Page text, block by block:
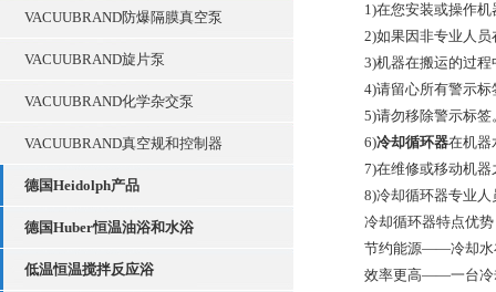
VACUUBRAND防爆隔膜真空泵
VACUUBRAND旋片泵
VACUUBRAND化学杂交泵
VACUUBRAND真空规和控制器
德国Heidolph产品
德国Huber恒温油浴和水浴
低温恒温搅拌反应浴
1)在您安装或操作机
2)如果因非专业人员
3)机器在搬运的过程
4)请留心所有警示标
5)请勿移除警示标签
6)冷却循环器在机器
7)在维修或移动机器
8)冷却循环器专业人
冷却循环器特点优势
节约能源——冷却水在
效率更高——一台冷却